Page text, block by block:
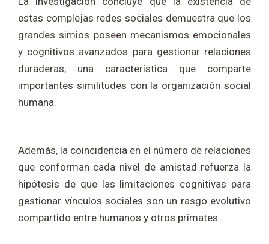
estas complejas redes sociales demuestra que los
grandes simios poseen mecanismos emocionales
y cognitivos avanzados para gestionar relaciones
duraderas, una característica que comparte
importantes similitudes con la organización social
humana.
Además, la coincidencia en el número de relaciones
que conforman cada nivel de amistad refuerza la
hipótesis de que las limitaciones cognitivas para
gestionar vínculos sociales son un rasgo evolutivo
compartido entre humanos y otros primates.